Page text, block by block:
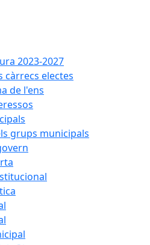
2023-2027
càrrecs electes
de l'ens
grups municipals